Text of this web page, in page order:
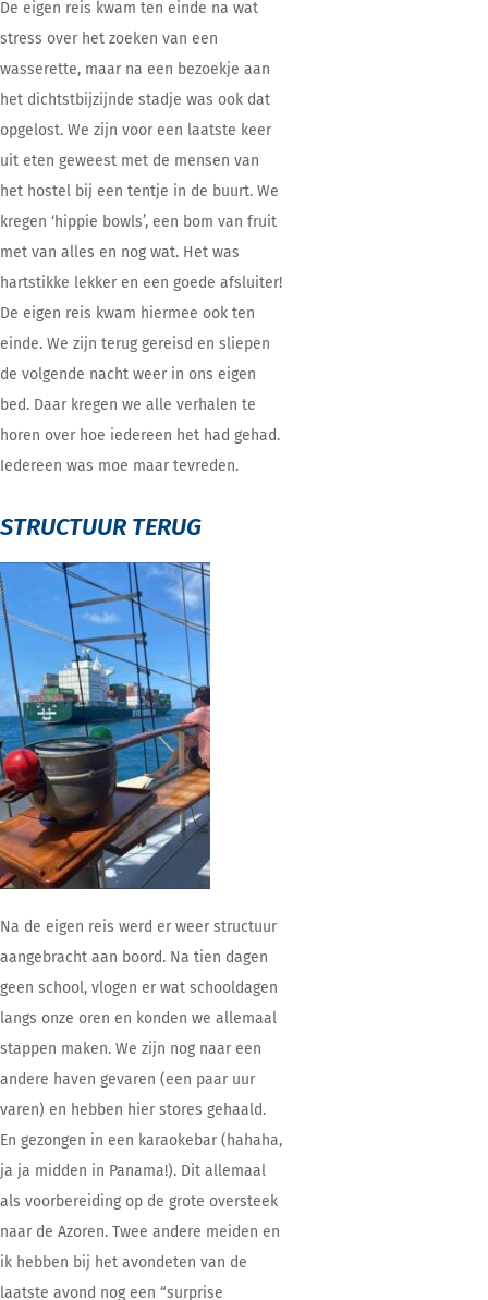
De eigen reis kwam ten einde na wat
stress over het zoeken van een
wasserette, maar na een bezoekje aan
het dichtstbijzijnde stadje was ook dat
opgelost. We zijn voor een laatste keer
uit eten geweest met de mensen van
het hostel bij een tentje in de buurt. We
kregen ‘hippie bowls’, een bom van fruit
met van alles en nog wat. Het was
hartstikke lekker en een goede afsluiter!
De eigen reis kwam hiermee ook ten
einde. We zijn terug gereisd en sliepen
de volgende nacht weer in ons eigen
bed. Daar kregen we alle verhalen te
horen over hoe iedereen het had gehad.
Iedereen was moe maar tevreden.
STRUCTUUR TERUG
Na de eigen reis werd er weer structuur
aangebracht aan boord. Na tien dagen
geen school, vlogen er wat schooldagen
langs onze oren en konden we allemaal
stappen maken. We zijn nog naar een
andere haven gevaren (een paar uur
varen) en hebben hier stores gehaald.
En gezongen in een karaokebar (hahaha,
ja ja midden in Panama!). Dit allemaal
als voorbereiding op de grote oversteek
naar de Azoren. Twee andere meiden en
ik hebben bij het avondeten van de
laatste avond nog een “surprise